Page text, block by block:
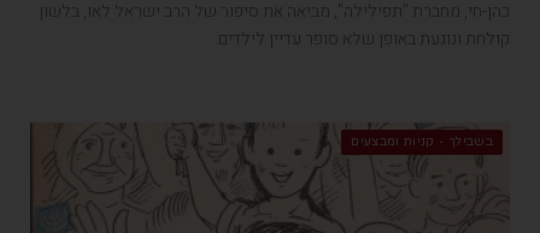
כהן-חי, מחברת "תפילילה", מביאה את סיפור של הרב ישראל לאו, בלשון
קולחת ונוגעת באופן שלא סופר עדיין לילדים.
בשבילך - קניות ומבצעים